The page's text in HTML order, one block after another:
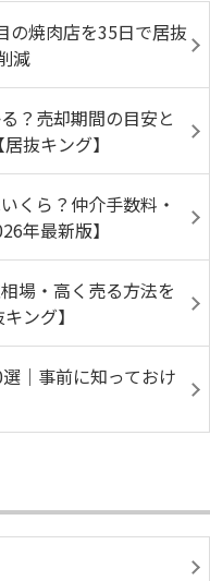
の焼肉店を35日で居抜
減
？売却期間の目安と
抜キング】
くら？仲介手数料・
年最新版】
場・高く売る方法を
ング】
｜事前に知っておけ